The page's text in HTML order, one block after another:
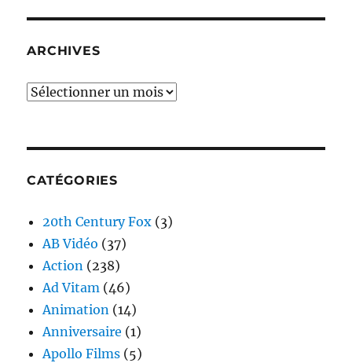
ARCHIVES
Archives
CATÉGORIES
20th Century Fox (3)
AB Vidéo (37)
Action (238)
Ad Vitam (46)
Animation (14)
Anniversaire (1)
Apollo Films (5)